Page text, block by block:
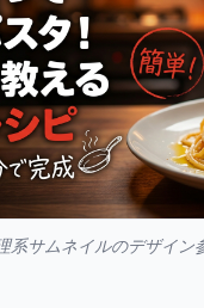
系サムネイルのデザイン